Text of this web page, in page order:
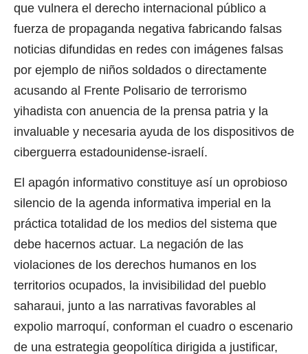
que vulnera el derecho internacional público a
fuerza de propaganda negativa fabricando falsas
noticias difundidas en redes con imágenes falsas
por ejemplo de niños soldados o directamente
acusando al Frente Polisario de terrorismo
yihadista con anuencia de la prensa patria y la
invaluable y necesaria ayuda de los dispositivos de
ciberguerra estadounidense-israelí.
El apagón informativo constituye así un oprobioso
silencio de la agenda informativa imperial en la
práctica totalidad de los medios del sistema que
debe hacernos actuar. La negación de las
violaciones de los derechos humanos en los
territorios ocupados, la invisibilidad del pueblo
saharaui, junto a las narrativas favorables al
expolio marroquí, conforman el cuadro o escenario
de una estrategia geopolítica dirigida a justificar,